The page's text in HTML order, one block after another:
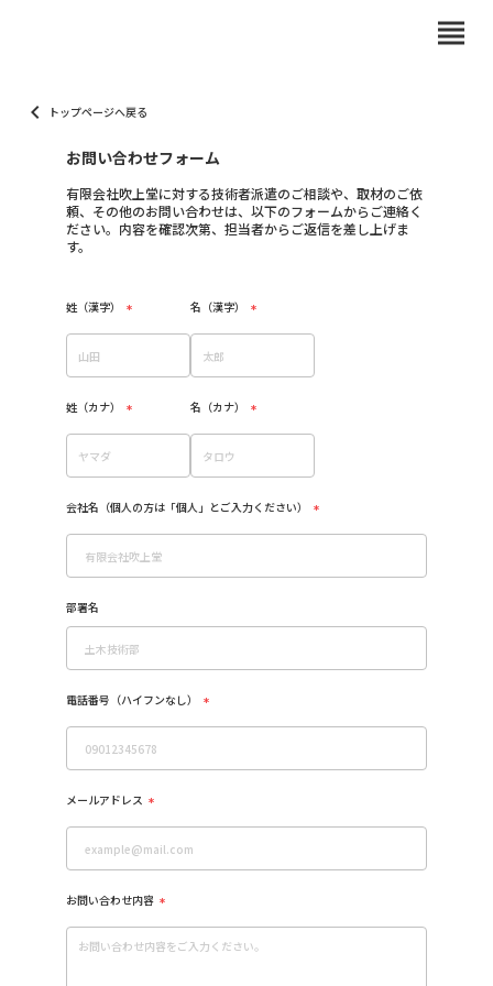
view_headline
keyboard_arrow_left トップページへ戻る
お問い合わせフォーム
有限会社吹上堂に対する技術者派遣のご相談や、取材のご依
頼、その他のお問い合わせは、以下のフォームからご連絡く
ださい。内容を確認次第、担当者からご返信を差し上げま
す。
姓（漢字） * 名（漢字） *
姓（カナ） * 名（カナ） *
会社名（個人の方は「個人」とご入力ください） *
部署名
電話番号（ハイフンなし） *
メールアドレス *
お問い合わせ内容 *